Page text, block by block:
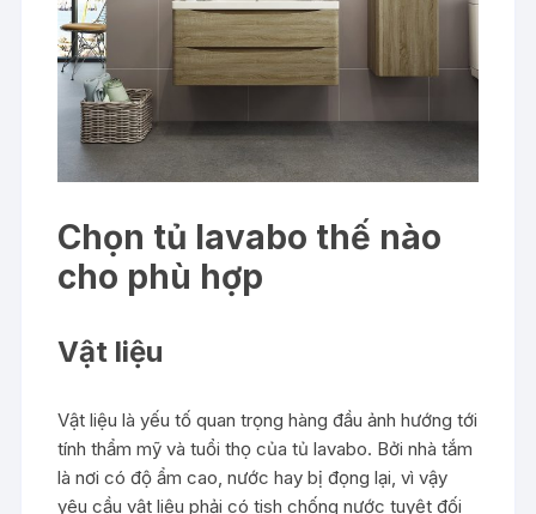
Chọn tủ lavabo thế nào
cho phù hợp
Vật liệu
Vật liệu là yếu tố quan trọng hàng đầu ảnh hướng tới
tính thẩm mỹ và tuổi thọ của tủ lavabo. Bởi nhà tắm
là nơi có độ ẩm cao, nước hay bị đọng lại, vì vậy
yêu cầu vật liệu phải có tish chống nước tuyệt đối